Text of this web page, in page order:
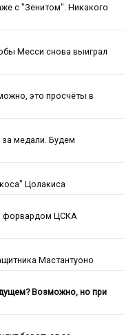
с "Зенитом". Никакого
Месси снова выиграл
это просчёты в
медали. Будем
Цолакиса
форвардом ЦСКА
Мастантуоно
Возможно, но при